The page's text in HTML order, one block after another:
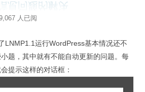
人已阅
LNMP1.1运行WordPress基本情况还不
题，其中就有不能自动更新的问题。每
提示这样的对话框：